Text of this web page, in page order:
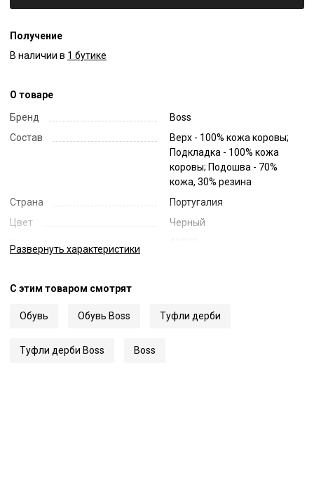
Получение
В наличии в 1 бутике
О товаре
Бренд
Boss
Состав
Верх - 100% кожа коровы;
Подкладка - 100% кожа
коровы; Подошва - 70%
кожа, 30% резина
Страна
Португалия
Цвет
Черный
Код
Развернуть характеристики
С этим товаром смотрят
Обувь Обувь Boss Туфли дерби
Туфли дерби Boss Boss